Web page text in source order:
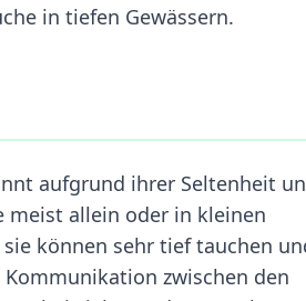
in tiefen Gewässern.
aufgrund ihrer Seltenheit
meist allein oder in kleinen
können sehr tief tauchen
zwischen den